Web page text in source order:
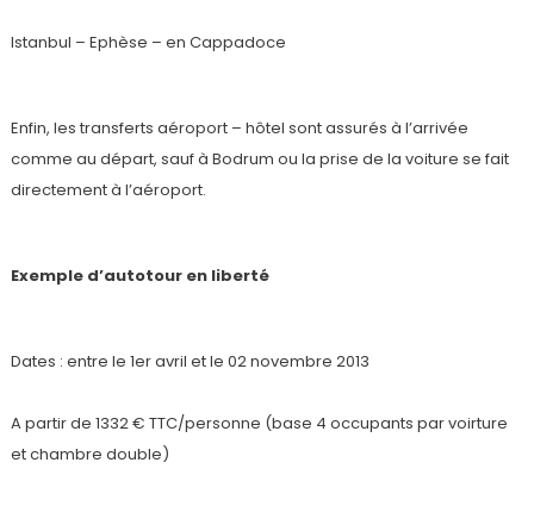
Istanbul – Ephèse – en Cappadoce
Enfin, les transferts aéroport – hôtel sont assurés à l’arrivée
comme au départ, sauf à Bodrum ou la prise de la voiture se fait
directement à l’aéroport.
Exemple d’autotour en liberté
Dates : entre le 1er avril et le 02 novembre 2013
A partir de 1332 € TTC/personne (base 4 occupants par voirture
et chambre double)